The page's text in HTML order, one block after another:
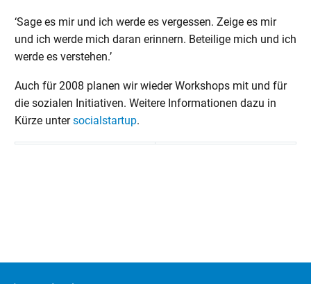
‘Sage es mir und ich werde es vergessen. Zeige es mir
und ich werde mich daran erinnern. Beteilige mich und ich
werde es verstehen.’
Auch für 2008 planen wir wieder Workshops mit und für
die sozialen Initiativen. Weitere Informationen dazu in
Kürze untersocialstartup.